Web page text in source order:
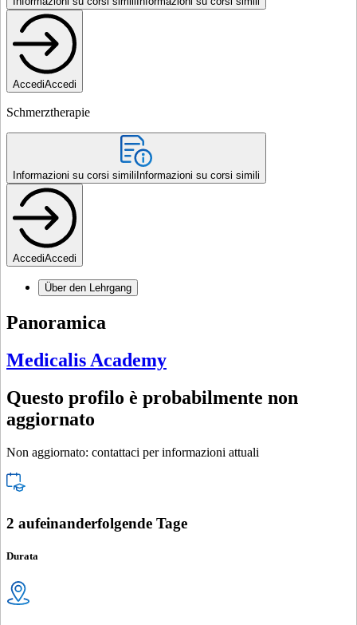
AccediAccedi
Schmerztherapie
Informazioni su corsi simili Informazioni su corsi simili
AccediAccedi
Über den Lehrgang
Panoramica
Medicalis Academy
Questo profilo è probabilmente non
aggiornato
Non aggiornato: contattaci per informazioni attuali
2 aufeinanderfolgende Tage
Durata